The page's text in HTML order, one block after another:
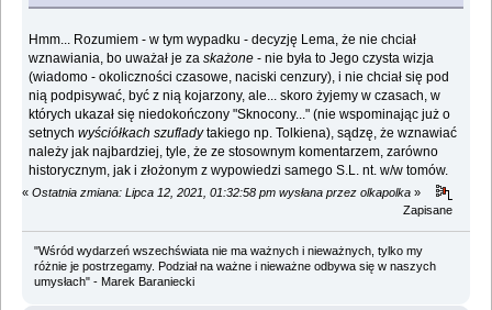
Hmm... Rozumiem - w tym wypadku - decyzję Lema, że nie chciał
wznawiania, bo uważał je zaskażone - nie była to Jego czysta wizja
(wiadomo - okoliczności czasowe, naciski cenzury), i nie chciał się pod
nią podpisywać, być z nią kojarzony, ale... skoro żyjemy w czasach, w
których ukazał się niedokończony "Sknocony..." (nie wspominając już o
setnychwyściółkach szufladytakiego np. Tolkiena), sądzę, że wznawiać
należy jak najbardziej, tyle, że ze stosownym komentarzem, zarówno
historycznym, jak i złożonym z wypowiedzi samego S.L. nt. w/w tomów.
« Ostatnia zmiana: Lipca 12, 2021, 01:32:58 pm wysłana przez olkapolka »
Zapisane
"Wśród wydarzeń wszechświata nie ma ważnych i nieważnych, tylko my
różnie je postrzegamy. Podział na ważne i nieważne odbywa się w naszych
umysłach" - Marek Baraniecki